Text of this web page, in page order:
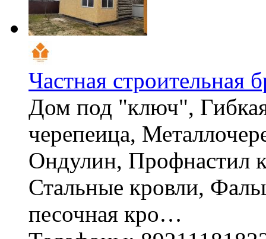
Частная строительная
Дом под "ключ",
черепеица,
Ондулин, Профнастил
Стальные кровли,
песочная кро…